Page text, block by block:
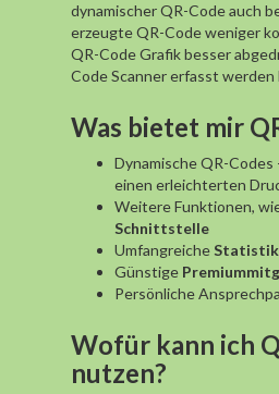
dynamischer QR-Code auch
erzeugte QR-Code weniger
QR-Code Grafik besser
Code Scanner erfasst werden
Was bietet mir
Dynamische QR-
einen erleichterten
Weitere Funktionen,
Schnittstelle
Umfangreiche
Günstige
Persönliche
Wofür kann ich
nutzen?